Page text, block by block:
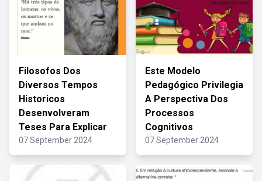
Filosofos Dos
Diversos Tempos
Historicos
Desenvolveram
Teses Para Explicar
07 September 2024
Este Modelo
Pedagógico Privilegia
A Perspectiva Dos
Processos
Cognitivos
07 September 2024